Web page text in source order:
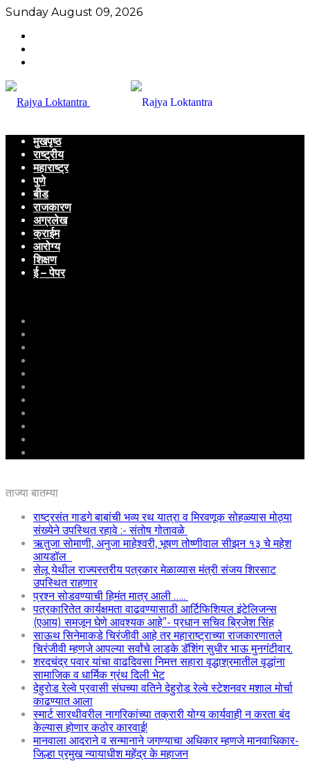
Sunday August 09, 2026
मुखपृष्ठ
राष्ट्रीय
महाराष्ट्र
पुणे
बीड
राजकारण
अग्रलेख
क्राईम
आरोग्य
शिक्षण
ई – पेपर
ताज्या बातम्या
राष्ट्रसंत गाडगे बाबांची भव्य रथ यात्रा व मिरवणूक सोहळ्यास मोठ्या
संख्येने उपस्थित रहावे :- संतोष गोतावळे
ऋतुजा सोमाणी, अनुजा माहेश्वरी, भूषण तोष्णीवाल सीझन १३ चे महेश
आयडॉल
सेलू येथील राज्यस्तरीय पत्रकार मेळाव्यास मंत्री संजय शिरसाट
उपस्थित राहणार
प्रश्न सोडवण्याची हिमंत मात्र आली …..
पत्रकारितेत कार्यक्षमता वाढवण्यासाठी आर्टिफिशियल इंटेलिजन्स
(एआय) समजून घेणे आवश्यक आहे”- प्रधान सचिव ब्रिजेश सिंह
साऊथ सिनेमाकडे चिरंजीवी आहे तर महाराष्ट्राच्या राजकारणातले
चिरंजीवी म्हणजे आपल्या सर्वांचे लाडके डॅशिंग सुधीर भाऊ मुनगंटीवार.
शरदचंद्र पवार यांचा वाढदिवसा निमत्त सहारा वृद्धाश्रमातील वृद्धांना
सामाजिक व धार्मिक ग्रंथ दिली भेट
देहुरोड रेल्वे प्रवासी संघच्या वतिने देहुरोड रेल्वे स्टेशनवर मशाल मोर्चा
काढण्यात आला
स्मार्ट सारथीवरील नागरिकांच्या तक्रारी योग्य कार्यवाही न करता बंद
केल्यास होणार कठोर कारवाई!
मानवाला आदराने व सन्मानाने जगण्याचा अधिकार म्हणजे मानवाधिकार-
जिल्हा प्रमुख न्यायाधीश महेंद्र के महाजन